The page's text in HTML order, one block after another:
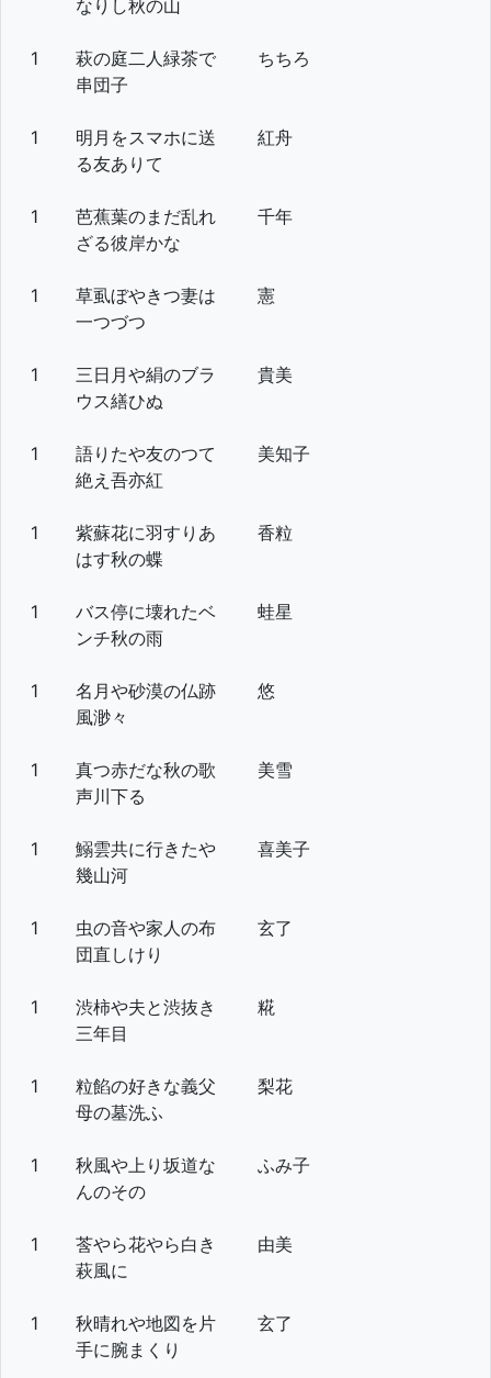
なりし秋の山
1
萩の庭二人緑茶で
串団子
ちちろ
1
明月をスマホに送
る友ありて
紅舟
1
芭蕉葉のまだ乱れ
ざる彼岸かな
千年
1
草虱ぼやきつ妻は
一つづつ
憲
1
三日月や絹のブラ
ウス繕ひぬ
貴美
1
語りたや友のつて
絶え吾亦紅
美知子
1
紫蘇花に羽すりあ
はす秋の蝶
香粒
1
バス停に壊れたベ
ンチ秋の雨
蛙星
1
名月や砂漠の仏跡
風渺々
悠
1
真つ赤だな秋の歌
声川下る
美雪
1
鰯雲共に行きたや
幾山河
喜美子
1
虫の音や家人の布
団直しけり
玄了
1
渋柿や夫と渋抜き
三年目
糀
1
粒餡の好きな義父
母の墓洗ふ
梨花
1
秋風や上り坂道な
んのその
ふみ子
1
莟やら花やら白き
萩風に
由美
1
秋晴れや地図を片
手に腕まくり
玄了